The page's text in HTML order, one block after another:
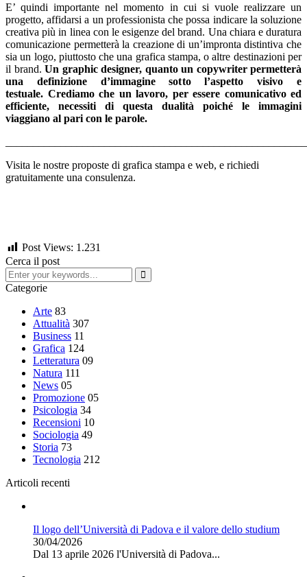
E’ quindi importante nel momento in cui si vuole realizzare un
progetto, affidarsi a un professionista che possa indicare la soluzione
creativa più in linea con le esigenze del brand. Una chiara e duratura
comunicazione permetterà la creazione di un’impronta distintiva che
sia un logo, piuttosto che una grafica stampa, o altre destinazioni per
il brand. Un graphic designer, quanto un copywriter permetterà
una definizione d’immagine sotto l’aspetto visivo e
testuale. Crediamo che un lavoro, per essere comunicativo ed
efficiente, necessiti di questa dualità poiché le immagini
viaggiano al pari con le parole.
Visita le nostre proposte di grafica stampa e web, e richiedi
gratuitamente una consulenza.
Post Views: 1.231
Cerca il post
Categorie
Arte 83
Attualità 307
Business 11
Grafica 124
Letteratura 09
Natura 111
News 05
Promozione 05
Psicologia 34
Recensioni 10
Sociologia 49
Storia 73
Tecnologia 212
Articoli recenti
Il logo dell’Università di Padova e il valore dello studium
30/04/2026
Dal 13 aprile 2026 l'Università di Padova...